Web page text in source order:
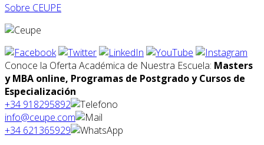
Sobre CEUPE
Conoce la Oferta Académica de Nuestra Escuela: Masters
y MBA online, Programas de Postgrado y Cursos de
Especialización
+34 918295892
info@ceupe.com
+34 621365929